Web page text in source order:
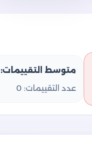
متوسط التقييمات:
عدد التقييمات: 0